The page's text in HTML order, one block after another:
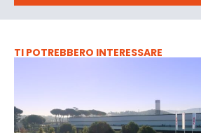
TI POTREBBERO INTERESSARE